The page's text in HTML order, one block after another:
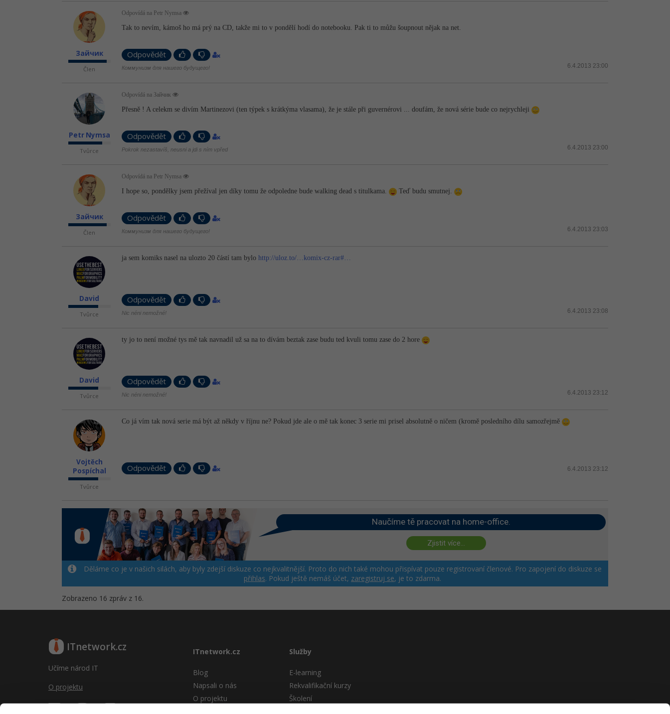
Зайчик
Člen
Odpovídá na Petr Nymsa
Tak to nevím, kámoš ho má prý na CD, takže mi to v pondělí hodí do notebooku. Pak ti to můžu šoupnout nějak na net.
Odpovědět
6.4.2013 23:00
Коммунизм для нашего будущего!
Petr Nymsa
Tvůrce
Odpovídá na Зайчик
Přesně ! A celekm se divím Martinezovi (ten týpek s krátkýma vlasama), že je stále při guvernérovi ... doufám, že nová série bude co nejrychleji
Odpovědět
6.4.2013 23:00
Pokrok nezastavíš, neusni a jdi s ním vpřed
Зайчик
Člen
Odpovídá na Petr Nymsa
I hope so, pondělky jsem přežíval jen díky tomu že odpoledne bude walking dead s titulkama. Teď budu smutnej.
Odpovědět
6.4.2013 23:03
Коммунизм для нашего будущего!
David
Tvůrce
ja sem komiks nasel na ulozto 20 částí tam bylo http://uloz.to/…komix-cz-rar#…
Odpovědět
6.4.2013 23:08
Nic néni nemožné!
David
Tvůrce
ty jo to není možné tys mě tak navnadil už sa na to dívám beztak zase budu ted kvuli tomu zase do 2 hore
Odpovědět
6.4.2013 23:12
Nic néni nemožné!
Vojtěch
Pospíchal
Tvůrce
Co já vím tak nová serie má být až někdy v říjnu ne? Pokud jde ale o mě tak konec 3 serie mi prisel absolutně o ničem (kromě posledního dílu samozřejmě
Odpovědět 6.4.2013 23:12
Naučíme tě pracovat na home-office.
Zjistit více...
Děláme co je v našich silách, aby byly zdejší diskuze co nejkvalitnější. Proto do nich také mohou přispívat pouze registrovaní členové. Pro zapojení do diskuze se
přihlas. Pokud ještě nemáš účet, zaregistruj se, je to zdarma.
Zobrazeno 16 zpráv z 16.
ITnetwork.cz
Učíme národ IT
O projektu
ITnetwork.cz
Blog
Napsali o nás
O projektu
Služby
E-learning
Rekvalifikační kurzy
Školení